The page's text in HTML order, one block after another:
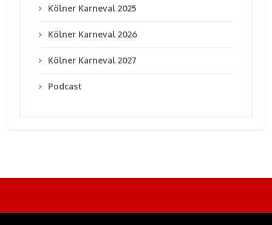
Kölner Karneval 2025
Kölner Karneval 2026
Kölner Karneval 2027
Podcast